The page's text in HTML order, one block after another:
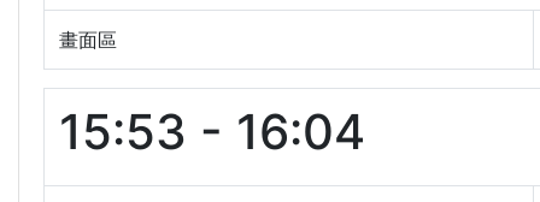
畫面區
15:53 - 16:04